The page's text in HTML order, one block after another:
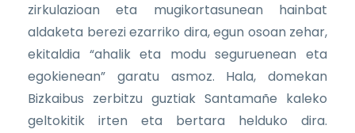
zirkulazioan eta mugikortasunean hainbat
aldaketa berezi ezarriko dira, egun osoan zehar,
ekitaldia “ahalik eta modu seguruenean eta
egokienean” garatu asmoz. Hala, domekan
Bizkaibus zerbitzu guztiak Santamañe kaleko
geltokitik irten eta bertara helduko dira.